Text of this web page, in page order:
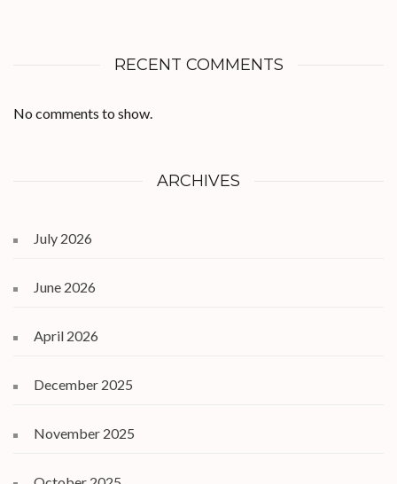
RECENT COMMENTS
No comments to show.
ARCHIVES
July 2026
June 2026
April 2026
December 2025
November 2025